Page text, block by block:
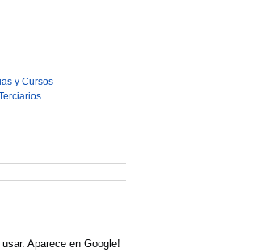
y Cursos
Aparece en Google!